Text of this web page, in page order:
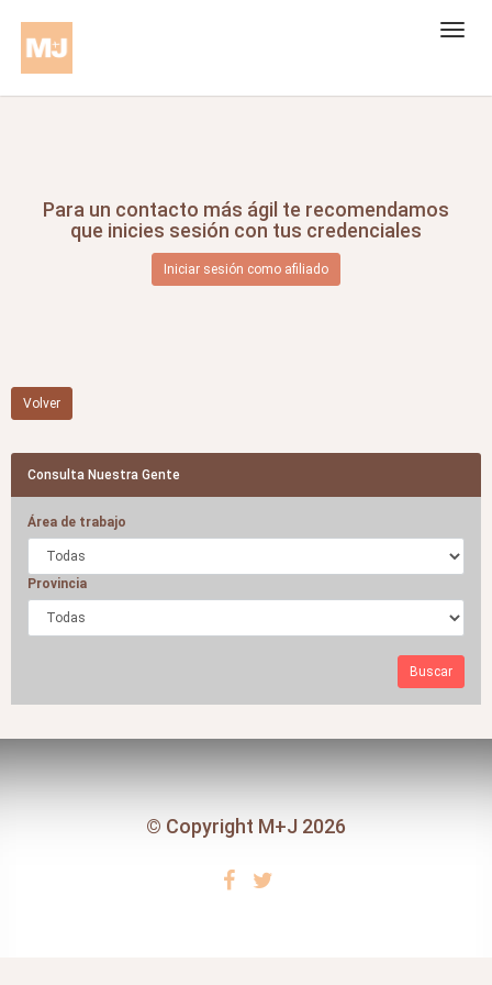
Para un contacto más ágil te recomendamos
que inicies sesión con tus credenciales
Iniciar sesión como afiliado
Volver
Consulta Nuestra Gente
Área de trabajo
Provincia
Buscar
© Copyright M+J 2026